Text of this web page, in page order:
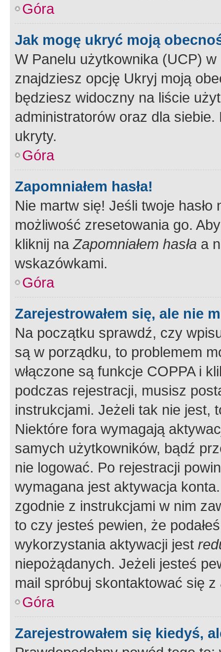
Góra
Jak mogę ukryć moją
W Panelu użytkownika (UCP) w
znajdziesz opcję Ukryj moją
będziesz widoczny na liście
administratorów oraz dla
ukryty.
Góra
Zapomniałem hasła!
Nie martw się! Jeśli twoje
możliwość zresetowania go.
kliknij naZapomniałem hasła a
wskazówkami.
Góra
Zarejestrowałem się, ale nie
Na początku sprawdź, czy
są w porządku, to problemem
włączone są funkcje COPPA i
podczas rejestracji, musisz
instrukcjami. Jeżeli tak nie jest,
Niektóre fora wymagają
samych użytkowników, bądź
nie logować. Po rejestracji
wymagana jest aktywacja
zgodnie z instrukcjami w nim
to czy jesteś pewien, że
wykorzystania aktywacji jest
niepożądanych. Jeżeli jesteś
mail spróbuj skontaktować się
Góra
Zarejestrowałem się kiedyś,